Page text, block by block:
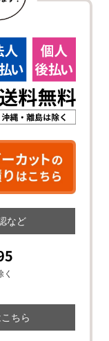
など
く
ちら